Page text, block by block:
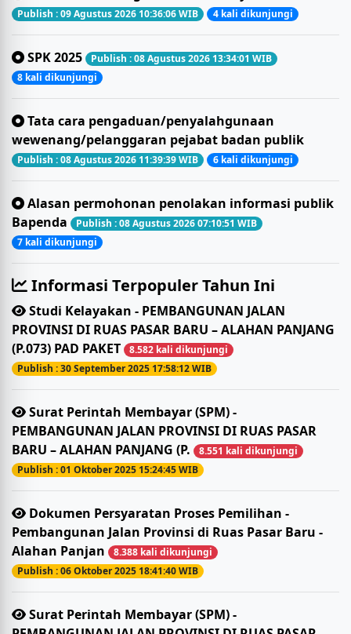
Publish : 09 Agustus 2026 10:36:06 WIB 4 kali dikunjungi
SPK 2025
Publish : 08 Agustus 2026 13:34:01 WIB
8 kali dikunjungi
Tata cara pengaduan/penyalahgunaan
wewenang/pelanggaran pejabat badan publik
Publish : 08 Agustus 2026 11:39:39 WIB 6 kali dikunjungi
Alasan permohonan penolakan informasi publik
Bapenda
Publish : 08 Agustus 2026 07:10:51 WIB
7 kali dikunjungi
Informasi Terpopuler Tahun Ini
Studi Kelayakan - PEMBANGUNAN JALAN
PROVINSI DI RUAS PASAR BARU – ALAHAN PANJANG
(P.073) PAD PAKET
8.582 kali dikunjungi
Publish : 30 September 2025 17:58:12 WIB
Surat Perintah Membayar (SPM) -
PEMBANGUNAN JALAN PROVINSI DI RUAS PASAR
BARU – ALAHAN PANJANG (P.
8.551 kali dikunjungi
Publish : 01 Oktober 2025 15:24:45 WIB
Dokumen Persyaratan Proses Pemilihan -
Pembangunan Jalan Provinsi di Ruas Pasar Baru -
Alahan Panjan
8.388 kali dikunjungi
Publish : 06 Oktober 2025 18:41:40 WIB
Surat Perintah Membayar (SPM) -